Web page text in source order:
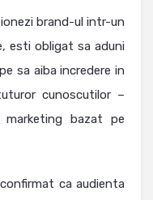
brand-ul intr-un
esti obligat sa aduni
sa aiba incredere in
cunoscutilor –
bazat pe
ca audienta